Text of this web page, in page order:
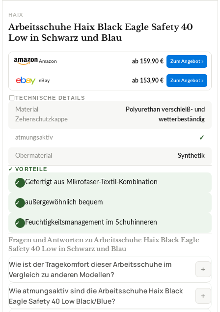
HAIX
Arbeitsschuhe Haix Black Eagle Safety 40
Low in Schwarz und Blau
Amazon ab 159,90 € Zum Angebot »
eBay ab 153,90 € Zum Angebot »
TECHNISCHE DETAILS
Material
Zehenschutzkappe
Polyurethan verschleiß- und
wetterbeständig
atmungsaktiv ✓
Obermaterial Synthetik
✓ VORTEILE
✓ Gefertigt aus Mikrofaser-Textil-Kombination
✓ außergewöhnlich bequem
✓ Feuchtigkeitsmanagement im Schuhinneren
Fragen und Antworten zu Arbeitsschuhe Haix Black Eagle
Safety 40 Low in Schwarz und Blau
Wie ist der Tragekomfort dieser Arbeitsschuhe im
Vergleich zu anderen Modellen?
+
Wie atmungsaktiv sind die Arbeitsschuhe Haix Black
Eagle Safety 40 Low Black/Blue?
+